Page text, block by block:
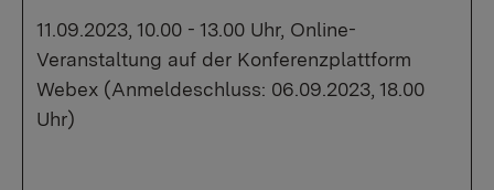
11.09.2023, 10.00 - 13.00 Uhr, Online-
Veranstaltung auf der Konferenzplattform
Webex (Anmeldeschluss: 06.09.2023, 18.00
Uhr)